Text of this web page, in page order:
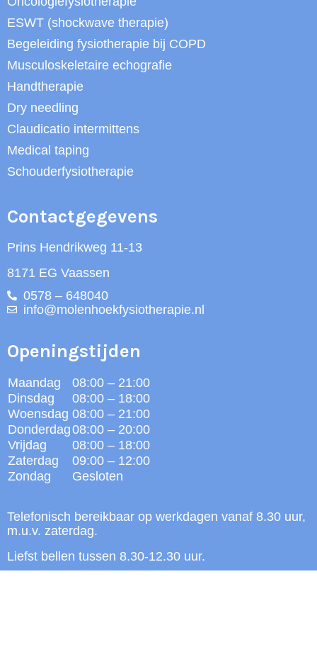
ESWT (shockwave therapie)
Begeleiding fysiotherapie bij COPD
Musculoskeletaire echografie
Handtherapie
Dry needling
Claudicatio intermittens
Medical taping
Schouderfysiotherapie
Contactgegevens
Prins Hendrikweg 11-13
8171 EG Vaassen
0578 – 648040
info@molenhoekfysiotherapie.nl
Openingstijden
Maandag
08:00 – 21:00
Dinsdag
08:00 – 18:00
Woensdag 08:00 – 21:00
Donderdag08:00 – 20:00
Vrijdag
08:00 – 18:00
Zaterdag
09:00 – 12:00
Zondag
Gesloten
Telefonisch bereikbaar op werkdagen vanaf 8.30 uur,
m.u.v. zaterdag.
Liefst bellen tussen 8.30-12.30 uur.